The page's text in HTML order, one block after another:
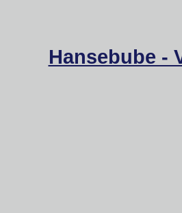
Hansebube -